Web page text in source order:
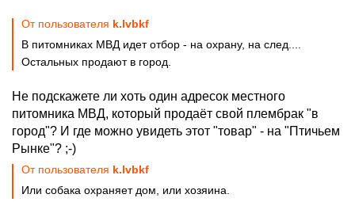
От пользователя k.lvbkf
В питомниках МВД идет отбор - на охрану, на след....
Остальных продают в город.
Не подскажете ли хоть один адресок местного
питомника МВД, который продаёт свой плембрак "в
город"? И где можно увидеть этот "товар" - на "Птичьем
Рынке"? ;-)
От пользователя k.lvbkf
Или собака охраняет дом, или хозяина.